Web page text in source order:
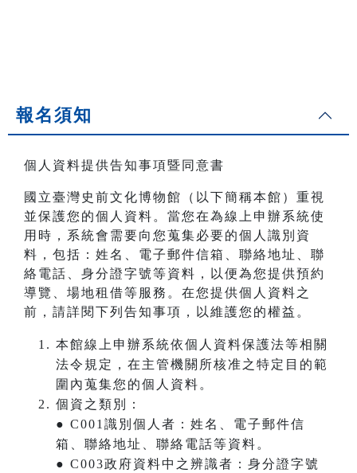
報名須知
個人資料提供告知事項暨同意書
國立臺灣史前文化博物館（以下簡稱本館）重視
並保護您的個人資料。當您在為線上申辦系統使
用時，系統會需要向您蒐集必要的個人識別資
料，包括：姓名、電子郵件信箱、聯絡地址、聯
絡電話、身分證字號等資料，以便為您提供預約
導覽、場地租借等服務。在您提供個人資料之
前，請詳閱下列告知事項，以維護您的權益。
本館線上申辦系統依個人資料保護法等相關
法令規定，在主管機關所核准之特定目的範
圍內蒐集您的個人資料。
個資之類別：
● C001識別個人者：姓名、電子郵件信
箱、聯絡地址、聯絡電話等資料。
● C003政府資料中之辨識者：身分證字號